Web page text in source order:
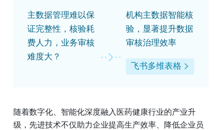
主数据管理难以保
证完整性，核验耗
费人力，业务审核
难度大？
机构主数据智能核
验，显著提升数据
审核治理效率
飞书多维表格
随着数字化、智能化深度融入医药健康行业的产业升
级，先进技术不仅助力企业提高生产效率、降低企业员